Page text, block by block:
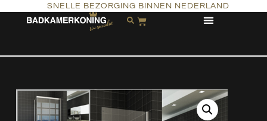
SNELLE BEZORGING BINNEN NEDERLAND